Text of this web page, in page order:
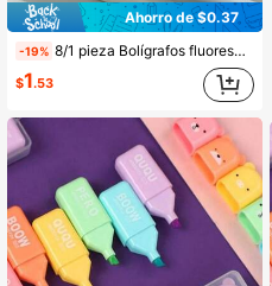
Ahorro de $0.37
-19% 8/1 pieza Bolígrafos fluorescentes de punta ultra suave "Soft Glow", adecuados para estudiantes y trabajadores de oficina, ideales para garabatear, llevar un diario, marcar y escribir. Se pueden usar como útiles escolares, regalos festivos, papelería para estudiantes, regalos de vuelta a la escuela, suministros de arte, etc.
$1.53